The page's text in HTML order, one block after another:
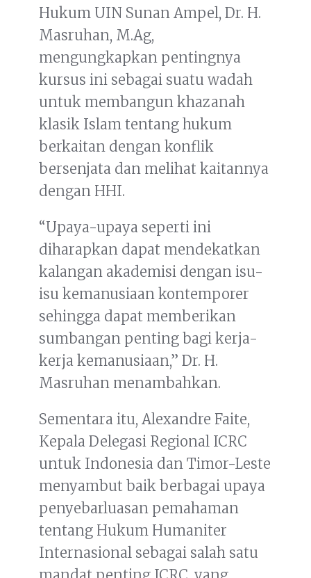
Hukum UIN Sunan Ampel, Dr. H.
Masruhan, M.Ag,
mengungkapkan pentingnya
kursus ini sebagai suatu wadah
untuk membangun khazanah
klasik Islam tentang hukum
berkaitan dengan konflik
bersenjata dan melihat kaitannya
dengan HHI.
“Upaya-upaya seperti ini
diharapkan dapat mendekatkan
kalangan akademisi dengan isu-
isu kemanusiaan kontemporer
sehingga dapat memberikan
sumbangan penting bagi kerja-
kerja kemanusiaan,” Dr. H.
Masruhan menambahkan.
Sementara itu, Alexandre Faite,
Kepala Delegasi Regional ICRC
untuk Indonesia dan Timor-Leste
menyambut baik berbagai upaya
penyebarluasan pemahaman
tentang Hukum Humaniter
Internasional sebagai salah satu